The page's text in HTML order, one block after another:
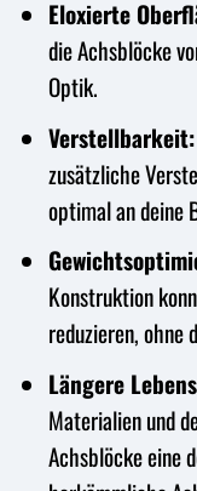
Eloxierte
die Achsblöcke
Optik.
Verstellbarkeit:
zusätzliche
optimal an deine
Konstruktion
reduzieren,
Längere
Materialien und
Achsblöcke eine